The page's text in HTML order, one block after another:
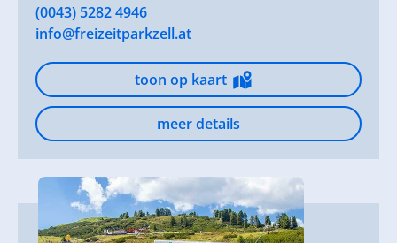
(0043) 5282 4946
info@freizeitparkzell.at
toon op kaart
meer details